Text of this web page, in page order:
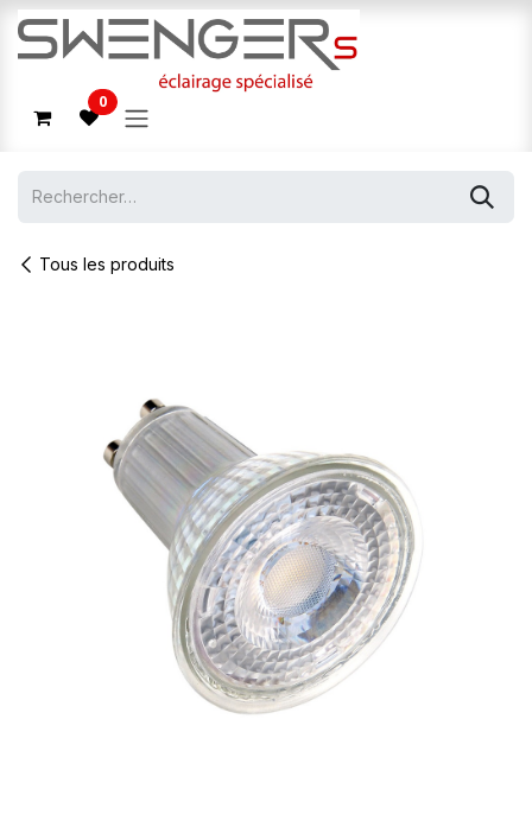
Se rendre au contenu
0
Tous les produits